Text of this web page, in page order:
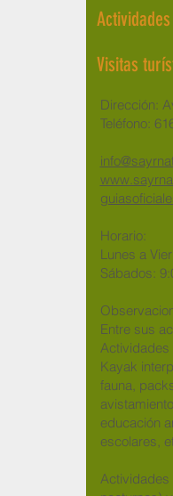
Visitas
Dirección:
​Teléfono:
Horario:
Lunes a
Sábados:
Entre sus
Actividades
Kayak
fauna,
educación
escolares,
Actividades